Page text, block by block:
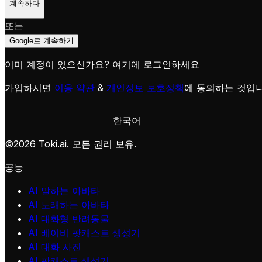
계속하다
또는
Google로 계속하기
이미 계정이 있으신가요? 여기에 로그인하세요
가입하시면 이용 약관 & 개인정보 보호정책에 동의하는 것입
한국어
©2026 Toki.ai. 모든 권리 보유.
공능
AI 말하는 아바타
AI 노래하는 아바타
AI 대화형 반려동물
AI 베이비 팟캐스트 생성기
AI 대화 사진